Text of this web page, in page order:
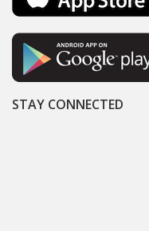
STAY CONNECTED